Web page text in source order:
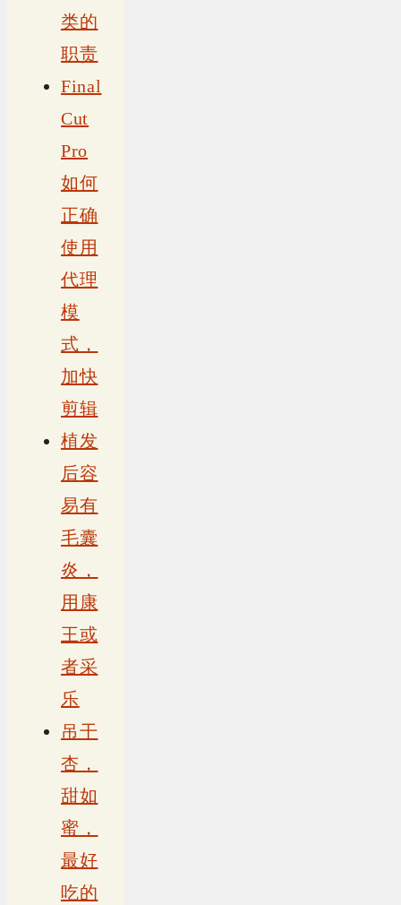
类的
职责
Final
Cut
Pro
如何
正确
使用
代理
模
式，
加快
剪辑
植发
后容
易有
毛囊
炎，
用康
王或
者采
乐
吊干
杏，
甜如
蜜，
最好
吃的